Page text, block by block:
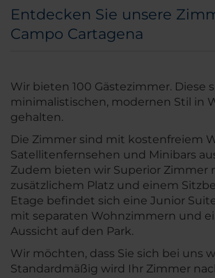
Entdecken Sie unsere
Campo Cartagena
Wir bieten 100 Gästezimmer. Diese
minimalistischen, modernen Stil in
gehalten.
Die Zimmer sind mit kostenfreiem
Satellitenfernsehen und Minibars
Zudem bieten wir Superior Zimmer
zusätzlichem Platz und einem
Etage befindet sich eine Junior
mit separaten Wohnzimmern und
Aussicht auf den Park.
Wir möchten, dass Sie sich bei uns
Standardmäßig wird Ihr Zimmer